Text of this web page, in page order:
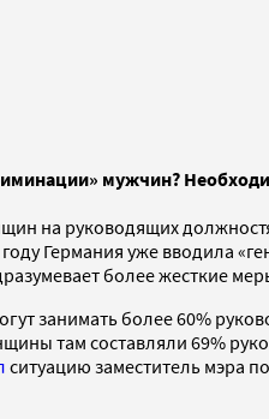
мужчин?
на руководящих
Германия уже вводила
более жесткие
занимать более 60%
там составляли 69%
ситуацию заместитель мэра